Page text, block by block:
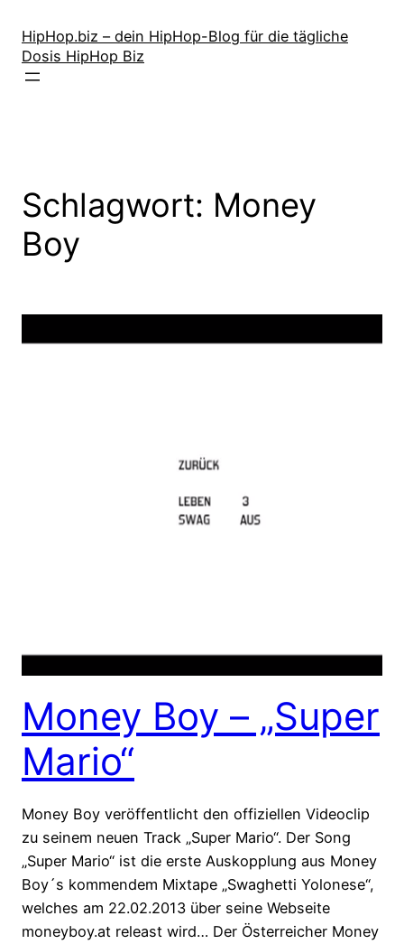
Inhalt
springen
HipHop.biz – dein HipHop-Blog für die tägliche
Dosis HipHop Biz
Schlagwort: Money
Boy
Money Boy – „Super
Mario“
Money Boy veröffentlicht den offiziellen Videoclip
zu seinem neuen Track „Super Mario“. Der Song
„Super Mario“ ist die erste Auskopplung aus Money
Boy´s kommendem Mixtape „Swaghetti Yolonese“,
welches am 22.02.2013 über seine Webseite
moneyboy.at releast wird… Der Österreicher Money